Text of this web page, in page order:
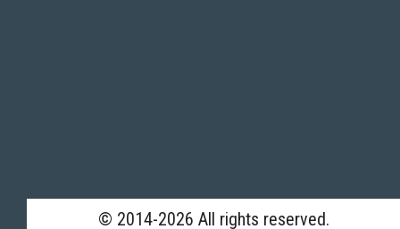
© 2014-2026 All rights reserved.